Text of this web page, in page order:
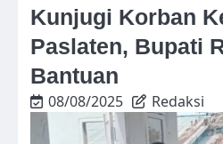
Kunjugi Korban
Paslaten, Bupati
Bantuan
08/08/2025 Redaksi